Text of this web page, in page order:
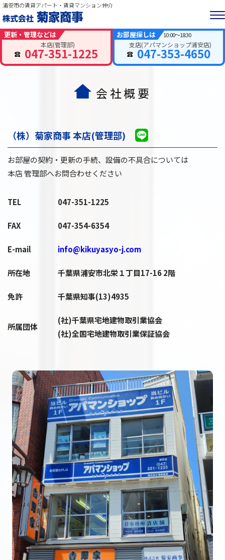
浦安市の賃貸アパート・賃貸マンション仲介
更新・管理などは
本店(管理部)
047-351-1225
お部屋探しは 10:00～18:30
支店(アパマンショップ浦安店)
047-353-4650
会社概要
（株）菊家商事 本店(管理部)
お部屋の契約・更新の手続、設備の不具合については
本店 管理部へお問合わせください
TEL 047-351-1225
FAX 047-354-6354
E-mail info@kikuyasyo-j.com
所在地 千葉県浦安市北栄１丁目17-16 2階
免許 千葉県知事(13)4935
所属団体
(社)千葉県宅地建物取引業協会
(社)全国宅地建物取引業保証協会